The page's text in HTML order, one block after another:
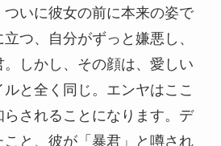
いに彼女の前に本来の姿で
つ、自分がずっと嫌悪し、
しかし、その顔は、愛しい
と全く同じ。エンヤはここ
されることになります。デ
こと、彼が「暴君」と噂され